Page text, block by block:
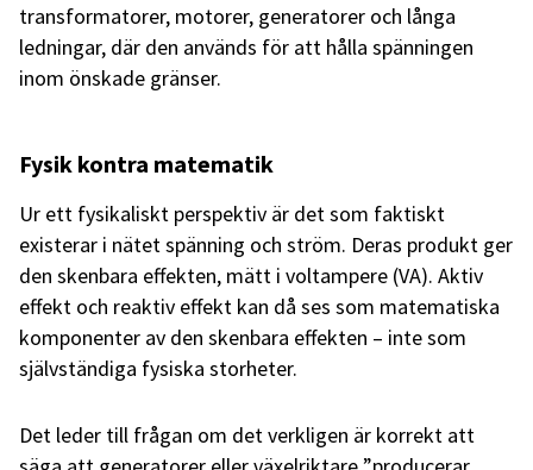
transformatorer, motorer, generatorer och långa
ledningar, där den används för att hålla spänningen
inom önskade gränser.
Fysik kontra matematik
Ur ett fysikaliskt perspektiv är det som faktiskt
existerar i nätet spänning och ström. Deras produkt ger
den skenbara effekten, mätt i voltampere (VA). Aktiv
effekt och reaktiv effekt kan då ses som matematiska
komponenter av den skenbara effekten – inte som
självständiga fysiska storheter.
Det leder till frågan om det verkligen är korrekt att